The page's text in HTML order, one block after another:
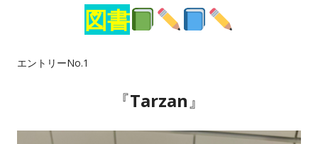
図書
エントリーNo.1
『Tarzan』